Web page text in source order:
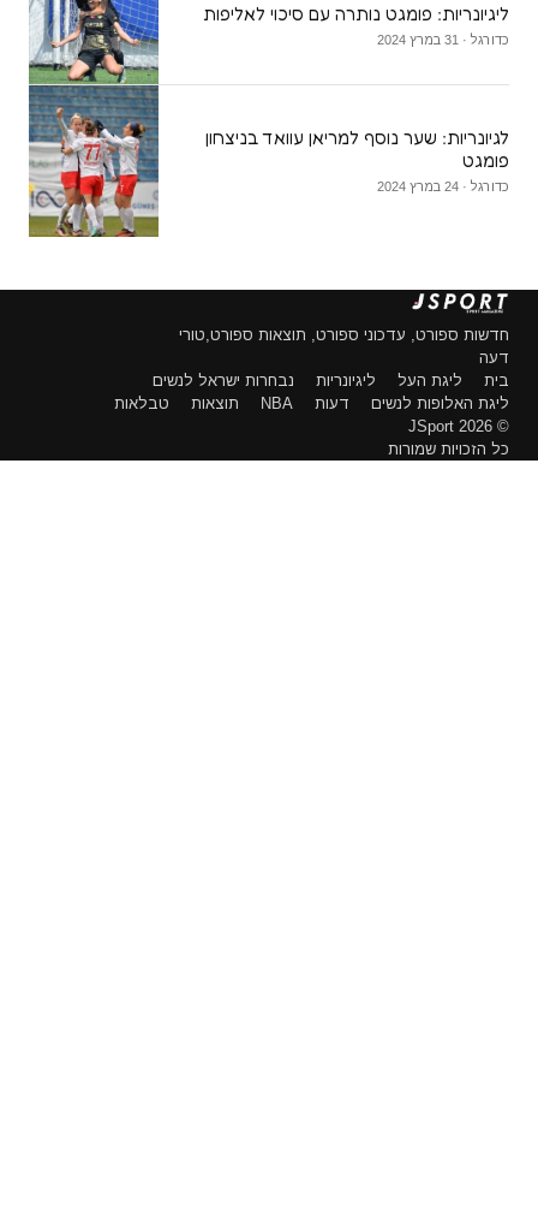
ליגיונריות: פומגט נותרה עם סיכוי לאליפות
כדורגל · 31 במרץ 2024
לגיונריות: שער נוסף למריאן עוואד בניצחון
פומגט
כדורגל · 24 במרץ 2024
חדשות ספורט, עדכוני ספורט, תוצאות ספורט,טורי
דעה
בית
ליגת העל ליגיונריות
נבחרות ישראל לנשים
ליגת האלופות לנשים
דעות NBA תוצאות
טבלאות
© 2026 JSport
כל הזכויות שמורות